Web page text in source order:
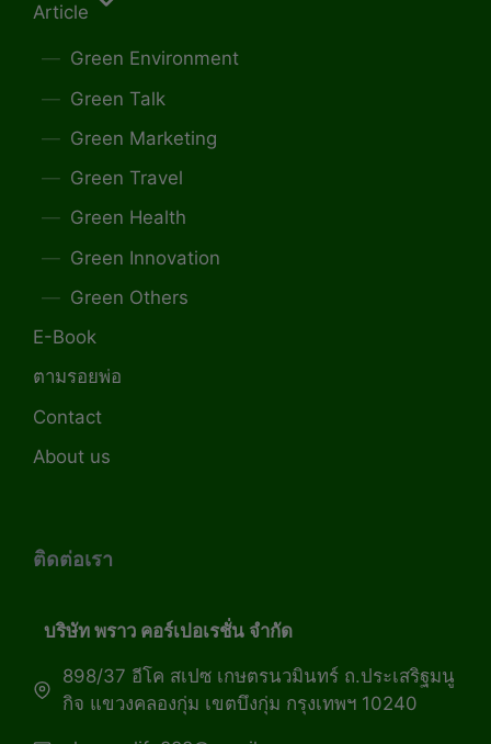
Article
Green Environment
Green Talk
Green Marketing
Green Travel
Green Health
Green Innovation
Green Others
E-Book
ตามรอยพ่อ
Contact
About us
ติดต่อเรา
บริษัท พราว คอร์เปอเรชั่น จำกัด
898/37 อีโค สเปซ เกษตรนวมินทร์ ถ.ประเสริฐมนู
กิจ แขวงคลองกุ่ม เขตบึงกุ่ม กรุงเทพฯ 10240